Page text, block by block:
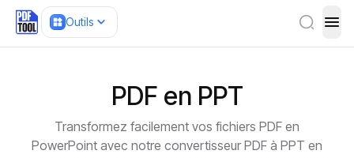
Outils
PDF en PPT
Transformez facilement vos fichiers PDF en
PowerPoint avec notre convertisseur PDF à PPT en